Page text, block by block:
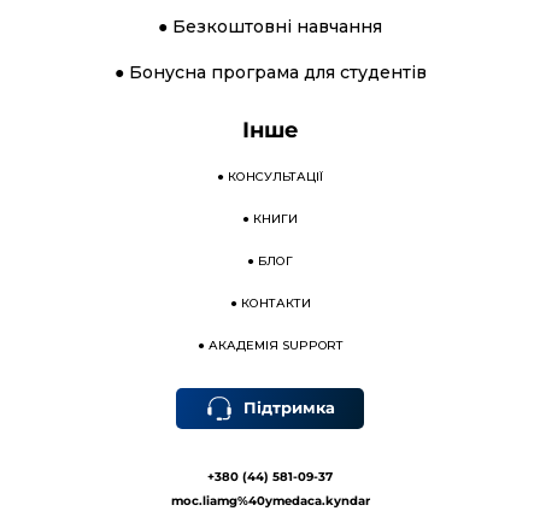
● Безкоштовні навчання
● Бонусна програма для студентів
Інше
● КОНСУЛЬТАЦІЇ
● КНИГИ
● БЛОГ
● КОНТАКТИ
● АКАДЕМІЯ SUPPORT
Підтримка
+380 (44) 581-09-37
moc.liamg%40ymedaca.kyndar